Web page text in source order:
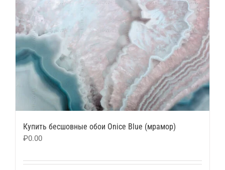
Купить бесшовные обои Onice Blue (мрамор)
₽0.00